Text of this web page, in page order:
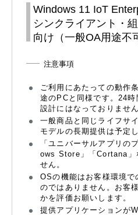
Windows 11 IoT
シンクライアント・
向け（一般OA用途不
注意事項
ご利用にあたっての動作
途のPCと同様です。24
設計にはなっておりません
一般商品と同じライフサ
モデルの長期提供は予定
「ユニバーサルアプリの
ows Store」「Cortana」
せん。
OSの機能はお客様環境で
のではありません。お客
かを評価お願いします。
提供アプリケーションが